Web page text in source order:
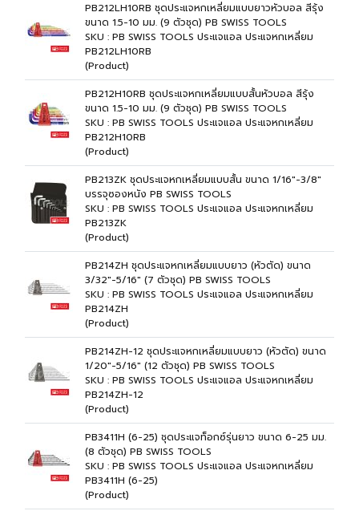
PB212LH10RB ชุดประแจหกเหลี่ยมแบบยาวหัวบอล สีรุ้ง
ขนาด 1.5-10 มม. (9 ตัวชุด) PB SWISS TOOLS
SKU : PB SWISS TOOLS ประแจแอล ประแจหกเหลี่ยม
PB212LH10RB
(Product)
PB212H10RB ชุดประแจหกเหลี่ยมแบบสั้นหัวบอล สีรุ้ง
ขนาด 1.5-10 มม. (9 ตัวชุด) PB SWISS TOOLS
SKU : PB SWISS TOOLS ประแจแอล ประแจหกเหลี่ยม
PB212H10RB
(Product)
PB213ZK ชุดประแจหกเหลี่ยมแบบสั้น ขนาด 1/16"-3/8"
บรรจุซองหนัง PB SWISS TOOLS
SKU : PB SWISS TOOLS ประแจแอล ประแจหกเหลี่ยม
PB213ZK
(Product)
PB214ZH ชุดประแจหกเหลี่ยมแบบยาว (หัวตัด) ขนาด
3/32"-5/16" (7 ตัวชุด) PB SWISS TOOLS
SKU : PB SWISS TOOLS ประแจแอล ประแจหกเหลี่ยม
PB214ZH
(Product)
PB214ZH-12 ชุดประแจหกเหลี่ยมแบบยาว (หัวตัด) ขนาด
1/20"-5/16" (12 ตัวชุด) PB SWISS TOOLS
SKU : PB SWISS TOOLS ประแจแอล ประแจหกเหลี่ยม
PB214ZH-12
(Product)
PB3411H (6-25) ชุดประแจท็อกซ์รุ่นยาว ขนาด 6-25 มม.
(8 ตัวชุด) PB SWISS TOOLS
SKU : PB SWISS TOOLS ประแจแอล ประแจหกเหลี่ยม
PB3411H (6-25)
(Product)